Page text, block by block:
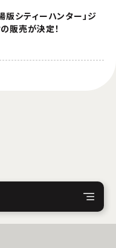
版シティーハンター」ジ
販売が決定！